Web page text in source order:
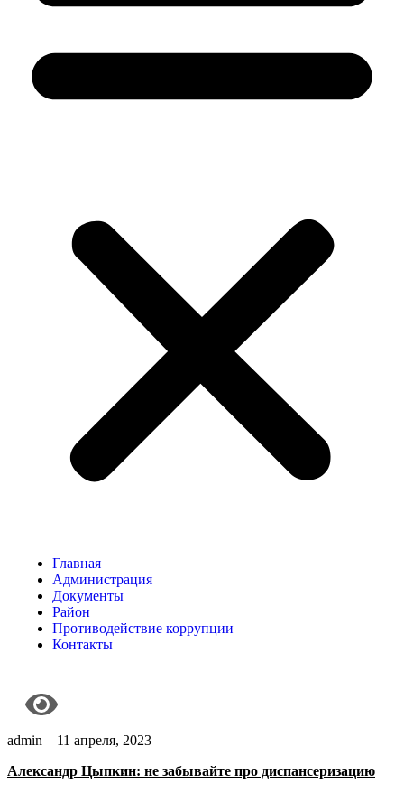
Главная
Администрация
Документы
Район
Противодействие коррупции
Контакты
admin
11 апреля, 2023
Александр Цыпкин: не забывайте про диспансеризацию